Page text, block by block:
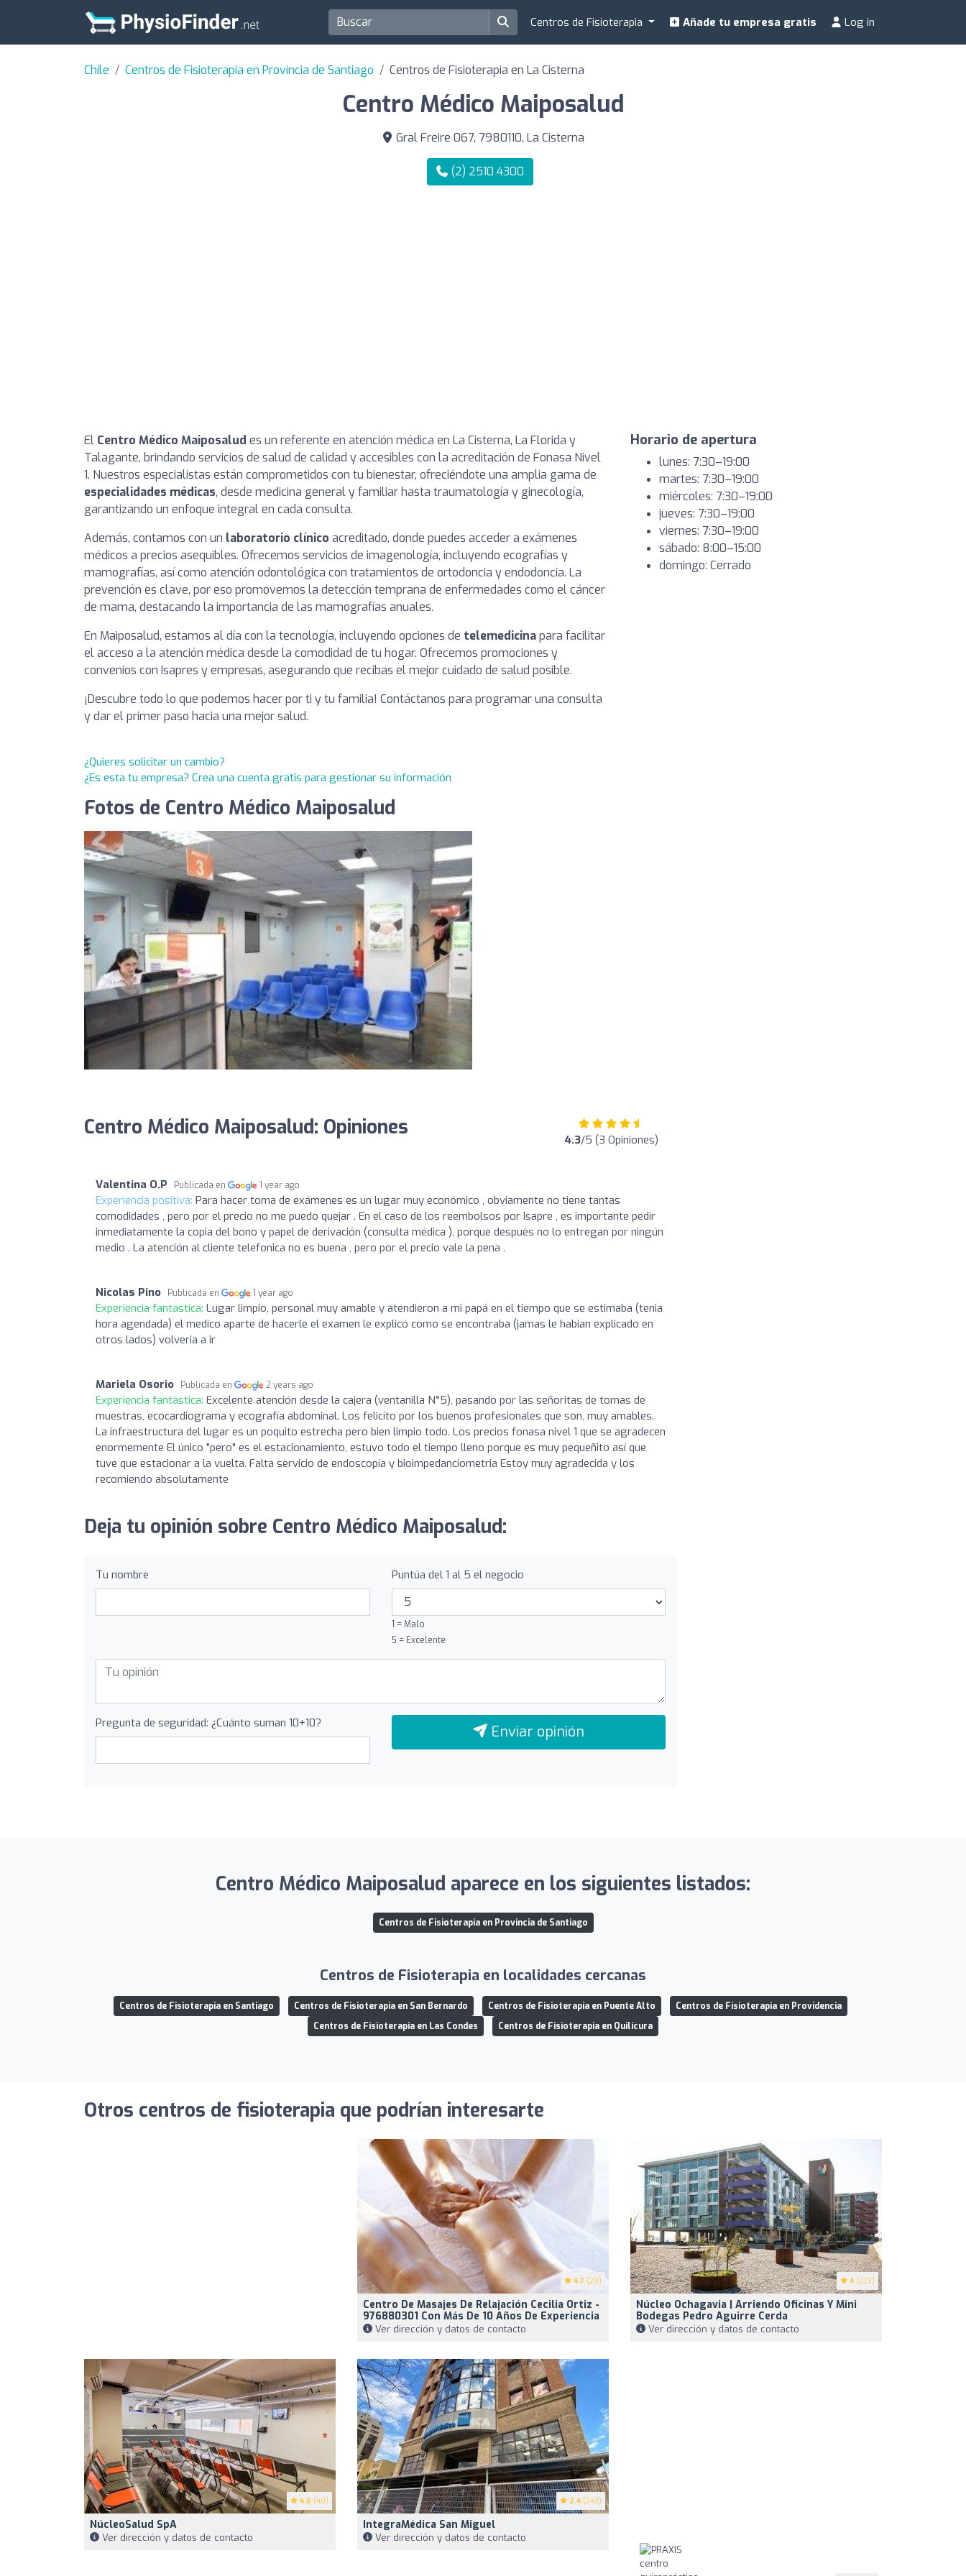
Centros de Fisioterapia Añade tu empresa gratis Log in
Chile Centros de Fisioterapia en Provincia de Santiago Centros de Fisioterapia en La Cisterna
Centro Médico Maiposalud
Gral Freire 067, 7980110, La Cisterna
(2) 2510 4300
El Centro Médico Maiposalud es un referente en atención médica en La Cisterna, La Florida y
Talagante, brindando servicios de salud de calidad y accesibles con la acreditación de Fonasa Nivel
1. Nuestros especialistas están comprometidos con tu bienestar, ofreciéndote una amplia gama de
especialidades médicas, desde medicina general y familiar hasta traumatología y ginecología,
garantizando un enfoque integral en cada consulta.
Además, contamos con un laboratorio clínico acreditado, donde puedes acceder a exámenes
médicos a precios asequibles. Ofrecemos servicios de imagenología, incluyendo ecografías y
mamografías, así como atención odontológica con tratamientos de ortodoncia y endodoncia. La
prevención es clave, por eso promovemos la detección temprana de enfermedades como el cáncer
de mama, destacando la importancia de las mamografías anuales.
En Maiposalud, estamos al día con la tecnología, incluyendo opciones de telemedicinapara facilitar
el acceso a la atención médica desde la comodidad de tu hogar. Ofrecemos promociones y
convenios con Isapres y empresas, asegurando que recibas el mejor cuidado de salud posible.
¡Descubre todo lo que podemos hacer por ti y tu familia! Contáctanos para programar una consulta
y dar el primer paso hacia una mejor salud.
Horario de apertura
lunes: 7:30–19:00
martes: 7:30–19:00
miércoles: 7:30–19:00
jueves: 7:30–19:00
viernes: 7:30–19:00
sábado: 8:00–15:00
domingo: Cerrado
¿Quieres solicitar un cambio?
¿Es esta tu empresa? Crea una cuenta gratis para gestionar su información
Fotos de Centro Médico Maiposalud
Centro Médico Maiposalud: Opiniones 4.3/5 (3 Opiniones)
Valentina O.P Publicada en 1 year ago
Experiencia positiva: Para hacer toma de exámenes es un lugar muy económico , obviamente no tiene tantas
comodidades , pero por el precio no me puedo quejar . En el caso de los reembolsos por Isapre , es importante pedir
inmediatamente la copia del bono y papel de derivación (consulta médica ), porque después no lo entregan por ningún
medio . La atención al cliente telefonica no es buena , pero por el precio vale la pena .
Nicolas Pino Publicada en 1 year ago
Experiencia fantástica: Lugar limpio, personal muy amable y atendieron a mi papá en el tiempo que se estimaba (tenia
hora agendada) el medico aparte de hacerle el examen le explicó como se encontraba (jamas le habian explicado en
otros lados) volveria a ir
Mariela Osorio Publicada en 2 years ago
Experiencia fantástica: Excelente atención desde la cajera (ventanilla N°5), pasando por las señoritas de tomas de
muestras, ecocardiograma y ecografía abdominal. Los felicito por los buenos profesionales que son, muy amables.
La infraestructura del lugar es un poquito estrecha pero bien limpio todo. Los precios fonasa nivel 1 que se agradecen
enormemente El único "pero" es el estacionamiento, estuvo todo el tiempo lleno porque es muy pequeñito así que
tuve que estacionar a la vuelta. Falta servicio de endoscopía y bioimpedanciometria Estoy muy agradecida y los
recomiendo absolutamente
Deja tu opinión sobre Centro Médico Maiposalud:
Tu nombre Puntúa del 1 al 5 el negocio
1 = Malo
5 = Excelente
Pregunta de seguridad: ¿Cuánto suman 10+10? Enviar opinión
Centro Médico Maiposalud aparece en los siguientes listados:
Centros de Fisioterapia en Provincia de Santiago
Centros de Fisioterapia en localidades cercanas
Centros de Fisioterapia en Santiago Centros de Fisioterapia en San Bernardo Centros de Fisioterapia en Puente Alto
Centros de Fisioterapia en Providencia
Centros de Fisioterapia en Las Condes
Centros de Fisioterapia en Quilicura
Otros centros de fisioterapia que podrían interesarte
4.7 (29)
Centro De Masajes De Relajación Cecilia Ortiz -
976880301 Con Más De 10 Años De Experiencia
Ver dirección y datos de contacto
4 (223)
Núcleo Ochagavia | Arriendo Oficinas Y Mini
Bodegas Pedro Aguirre Cerda
Ver dirección y datos de contacto
4.6 (40)
NúcleoSalud SpA
Ver dirección y datos de contacto
2.4 (243)
IntegraMédica San Miguel
Ver dirección y datos de contacto